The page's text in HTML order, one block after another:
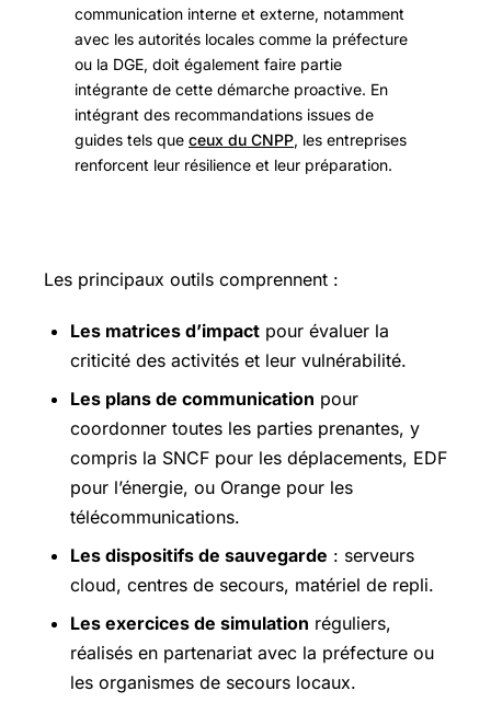
communication interne et externe, notamment
avec les autorités locales comme la préfecture
ou la DGE, doit également faire partie
intégrante de cette démarche proactive. En
intégrant des recommandations issues de
guides tels que ceux du CNPP, les entreprises
renforcent leur résilience et leur préparation.
Les principaux outils comprennent :
Les matrices d’impact pour évaluer la
criticité des activités et leur vulnérabilité.
Les plans de communication pour
coordonner toutes les parties prenantes, y
compris la SNCF pour les déplacements, EDF
pour l’énergie, ou Orange pour les
télécommunications.
Les dispositifs de sauvegarde : serveurs
cloud, centres de secours, matériel de repli.
Les exercices de simulation réguliers,
réalisés en partenariat avec la préfecture ou
les organismes de secours locaux.